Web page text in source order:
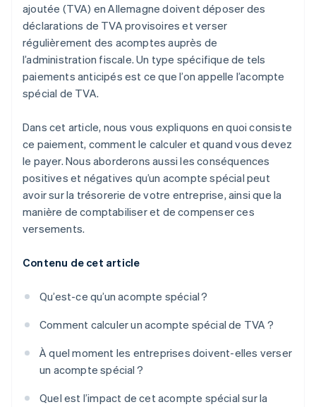
ajoutée (TVA) en Allemagne doivent déposer des
déclarations de TVA provisoires et verser
régulièrement des acomptes auprès de
l’administration fiscale. Un type spécifique de tels
paiements anticipés est ce que l’on appelle l’acompte
spécial de TVA.
Dans cet article, nous vous expliquons en quoi consiste
ce paiement, comment le calculer et quand vous devez
le payer. Nous aborderons aussi les conséquences
positives et négatives qu’un acompte spécial peut
avoir sur la trésorerie de votre entreprise, ainsi que la
manière de comptabiliser et de compenser ces
versements.
Contenu de cet article
Qu’est-ce qu’un acompte spécial ?
Comment calculer un acompte spécial de TVA ?
À quel moment les entreprises doivent-elles verser
un acompte spécial ?
Quel est l’impact de cet acompte spécial sur la